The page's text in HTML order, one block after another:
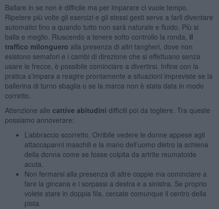
Ballare in se non è difficile ma per imparare ci vuole tempo.
Ripetere più volte gli esercizi e gli stessi gesti serve a farli diventare
automatici fino a quando tutto non sarà naturale e fluido. Più si
balla e meglio. Riuscendo a tenere sotto controllo la ronda, il
traffico milonguero alla presenza di altri tangheri, dove non
esistono semafori e i cambi di direzione che si effettuano senza
usare le frecce, è possibile cominciare a divertirsi. Infine con la
pratica s’impara a reagire prontamente a situazioni impreviste se la
ballerina di turno sbaglia o se la marca non è stata data in modo
corretto.
Attenzione alle cattive abitudini difficili poi da togliere. Tra queste
possiamo annoverare:
L’abbraccio scorretto. Orribile vedere le donne appese agli
attaccapanni maschili e la mano dell’uomo dietro la schiena
della donna come se fosse colpita da artrite reumatoide
acuta.
Non fermarsi alla presenza di altre coppie ma cominciare a
fare la gincana e i sorpassi a destra e a sinistra. Se proprio
volete stare in doppia fila, cercate comunque il centro della
pista.